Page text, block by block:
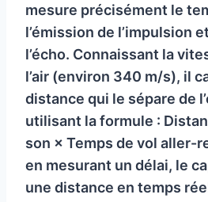
mesure précisément le
l’émission de l’impulsion
l’écho. Connaissant la
l’air (environ 340 m/s), il
distance qui le sépare de
utilisant la formule :
son × Temps de vol aller-
en mesurant un délai, le
une distance en temps